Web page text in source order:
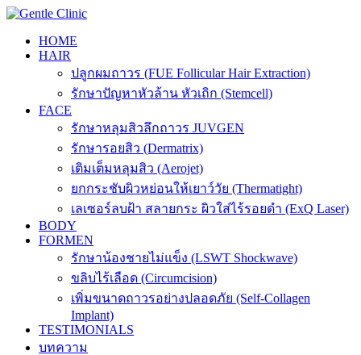
Skip
contentHOME
HAIR
ปลูกผมถาวร (FUE Follicular Hair Extraction)
รักษาปัญหาหัวล้าน หัวเถิก (Stemcell)
FACE
รักษาหลุมสิวลึกถาวร JUVGEN
รักษารอยสิว (Dermatrix)
เติมเต็มหลุมสิว (Aerojet)
ยกกระชับผิวหย่อนให้เยาว์วัย (Thermatight)
เลเซอร์ลบฝ้า สลายกระ ผิวใส่ไร้รอยดำ (ExQ Laser)
BODY
FORMEN
รักษาน้องชายไม่แข็ง (LSWT Shockwave)
ขลิบไร้เลือด (Circumcision)
เพิ่มขนาดถาวรอย่างปลอดภัย (Self-Collagen
Implant)
TESTIMONIALS
บทความ